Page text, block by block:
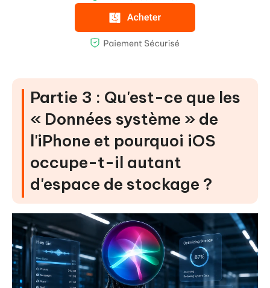
Partie 3 : Qu'est-ce que les
« Données système » de
l'iPhone et pourquoi iOS
occupe-t-il autant
d'espace de stockage ?